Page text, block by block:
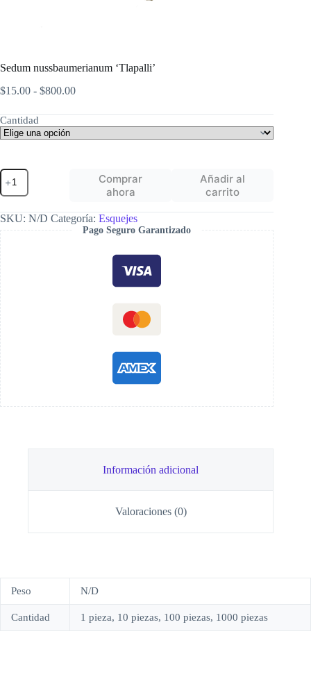
Sedum nussbaumerianum ‘Tlapalli’
$15.00 - $800.00Rango
precios:
desde
$15.00
Cantidad
Sedum
nussbaumerianum
'Tlapalli'
Comprar
ahora
Añadir al
carrito
SKU: N/D Categoría: Esquejes
Pago Seguro Garantizado
Información adicional
Valoraciones (0)
Peso N/D
Cantidad 1 pieza, 10 piezas, 100 piezas, 1000 piezas